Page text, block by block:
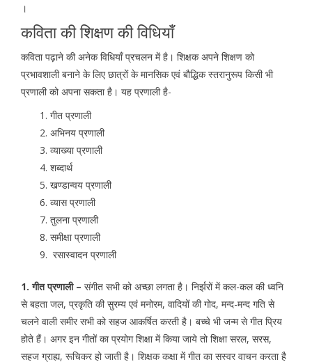
।
कविता की शिक्षण की विधियाँ
कविता पढ़ाने की अनेक विधियाँ प्रचलन में है। शिक्षक अपने शिक्षण को
प्रभावशाली बनाने के लिए छात्रों के मानसिक एवं बौद्धिक स्तरानुरूप किसी भी
प्रणाली को अपना सकता है। यह प्रणाली है-
गीत प्रणाली
अभिनय प्रणाली
व्याख्या प्रणाली
शब्दार्थ
खण्डान्वय प्रणाली
व्यास प्रणाली
तुलना प्रणाली
समीक्षा प्रणाली
रसास्वादन प्रणाली
1. गीत प्रणाली – संगीत सभी को अच्छा लगता है। निर्झरों में कल-कल की ध्वनि
से बहता जल, प्रकृति की सुरम्य एवं मनोरम, वादियों की गोद, मन्द-मन्द गति से
चलने वाली समीर सभी को सहज आकर्षित करती है। बच्चे भी जन्म से गीत प्रिय
होते हैं। अगर इन गीतों का प्रयोग शिक्षा में किया जाये तो शिक्षा सरल, सरस,
सहज ग्राह्य, रूचिकर हो जाती है। शिक्षक कक्षा में गीत का सस्वर वाचन करता है